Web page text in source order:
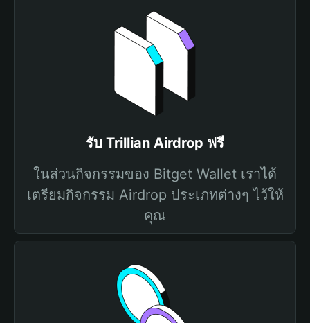
รับ Trillian Airdrop ฟรี
ในส่วนกิจกรรมของ Bitget Wallet เราได้
เตรียมกิจกรรม Airdrop ประเภทต่างๆ ไว้ให้
คุณ